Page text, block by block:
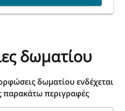
δωματίου
δωματίου ενδέχεται
παρακάτω περιγραφές